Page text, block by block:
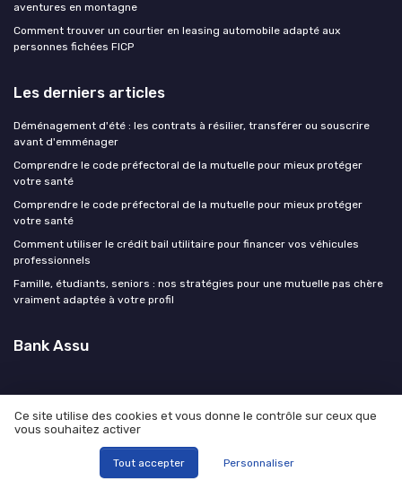
aventures en montagne
Comment trouver un courtier en leasing automobile adapté aux
personnes fichées FICP
Les derniers articles
Déménagement d'été : les contrats à résilier, transférer ou souscrire
avant d'emménager
Comprendre le code préfectoral de la mutuelle pour mieux protéger
votre santé
Comprendre le code préfectoral de la mutuelle pour mieux protéger
votre santé
Comment utiliser le crédit bail utilitaire pour financer vos véhicules
professionnels
Famille, étudiants, seniors : nos stratégies pour une mutuelle pas chère
vraiment adaptée à votre profil
Bank Assu
Mentions légales
© Bank Assu 2026
Ce site utilise des cookies et vous donne le contrôle sur ceux que
vous souhaitez activer
Tout accepter Personnaliser